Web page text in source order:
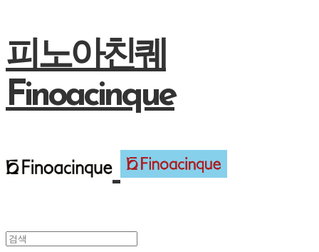
피노아친퀘
Finoacinque